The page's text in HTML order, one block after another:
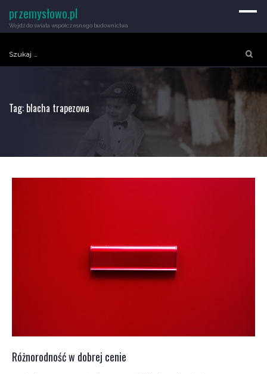
Szukaj:
przemysłowo.pl
Wejdź do świata współczesnego budownictwa
Tag: blacha trapezowa
Różnorodność w dobrej cenie